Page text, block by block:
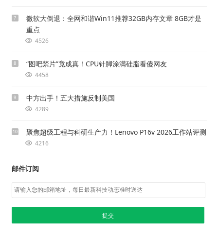
7
微软大倒退：全网和谐Win11推荐32GB内存文章 8GB才是
重点
4526
8 “图吧禁片”竟成真！CPU针脚涂满硅脂看傻网友
4458
9 中方出手！五大措施反制美国
4289
10 聚焦超级工程与科研生产力！Lenovo P16v 2026工作站评测
4216
邮件订阅